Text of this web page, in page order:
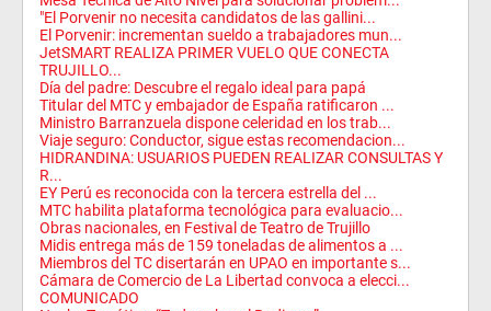
"El Porvenir no necesita candidatos de las gallini...
El Porvenir: incrementan sueldo a trabajadores mun...
JetSMART REALIZA PRIMER VUELO QUE CONECTA
TRUJILLO...
Día del padre: Descubre el regalo ideal para papá
Titular del MTC y embajador de España ratificaron ...
Ministro Barranzuela dispone celeridad en los trab...
Viaje seguro: Conductor, sigue estas recomendacion...
HIDRANDINA: USUARIOS PUEDEN REALIZAR CONSULTAS Y
R...
EY Perú es reconocida con la tercera estrella del ...
MTC habilita plataforma tecnológica para evaluacio...
Obras nacionales, en Festival de Teatro de Trujillo
Midis entrega más de 159 toneladas de alimentos a ...
Miembros del TC disertarán en UPAO en importante s...
Cámara de Comercio de La Libertad convoca a elecci...
COMUNICADO